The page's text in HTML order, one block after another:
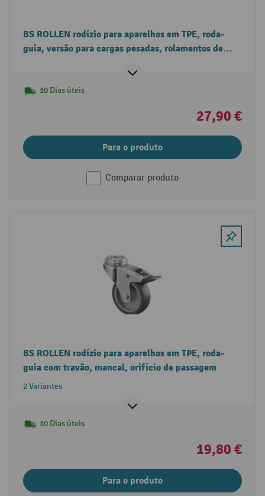
BS ROLLEN rodízio para aparelhos em TPE, roda-
guia, versão para cargas pesadas, rolamentos de
10 Dias úteis
27,90 €
Para o produto
Comparar produto
BS ROLLEN rodízio para aparelhos em TPE, roda-
guia com travão, mancal, orifício de passagem
2 Variantes
10 Dias úteis
19,80 €
Para o produto